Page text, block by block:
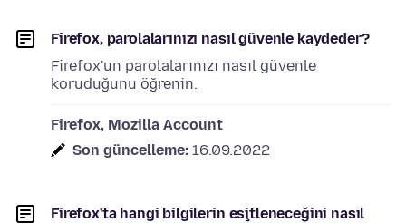
Firefox, parolalarınızı nasıl güvenle kaydeder?
Firefox'un parolalarınızı nasıl güvenle
koruduğunu öğrenin.
Firefox, Mozilla Account
Son güncelleme: 16.09.2022
Firefox'ta hangi bilgilerin eşitleneceğini nasıl